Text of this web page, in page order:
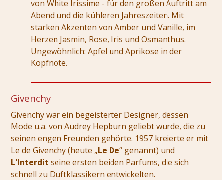
von White Irissime - für den großen Auftritt am
Abend und die kühleren Jahreszeiten. Mit
starken Akzenten von Amber und Vanille, im
Herzen Jasmin, Rose, Iris und Osmanthus.
Ungewöhnlich: Apfel und Aprikose in der
Kopfnote.
Givenchy
Givenchy war ein begeisterter Designer, dessen
Mode u.a. von Audrey Hepburn geliebt wurde, die zu
seinen engen Freunden gehörte. 1957 kreierte er mit
Le de Givenchy (heute „Le De“ genannt) und
L'Interdit seine ersten beiden Parfums, die sich
schnell zu Duftklassikern entwickelten.